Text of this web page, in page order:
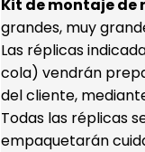
Kit de montaje de
grandes, muy
Las réplicas
cola) vendrán
del cliente,
Todas las réplicas
empaquetarán